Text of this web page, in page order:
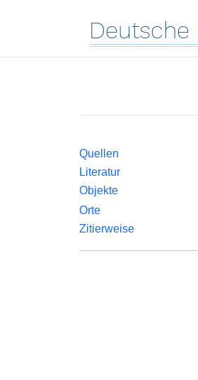
Deutsche
Quellen
Literatur
Objekte
Orte
Zitierweise